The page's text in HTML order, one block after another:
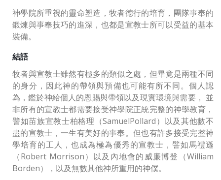
神學院所重視的靈命塑造，牧者德行的培育，團隊事奉的
鍛煉與事奉技巧的進深，也都是宣教士所可以受益的基本
裝備。
結語
牧者與宣教士雖然有極多的類似之處，但畢竟是兩種不同
的身分，因此神的帶領與預備也可能有所不同。個人認
為，鑑於神給個人的恩賜與帶領以及現實環境與需要， 並
非所有的宣教士都需要接受神學院正統完整的神學教育，
譬如苗族宣教士柏格理（SamuelPollard）以及其他數不
盡的宣教士，一生有美好的事奉。但也有許多接受完整神
學培育的工人，也成為極為優秀的宣教士，譬如馬禮遜
（Robert Morrison）以及內地會的威廉博登（William
Borden），以及無數其他神所重用的神僕。